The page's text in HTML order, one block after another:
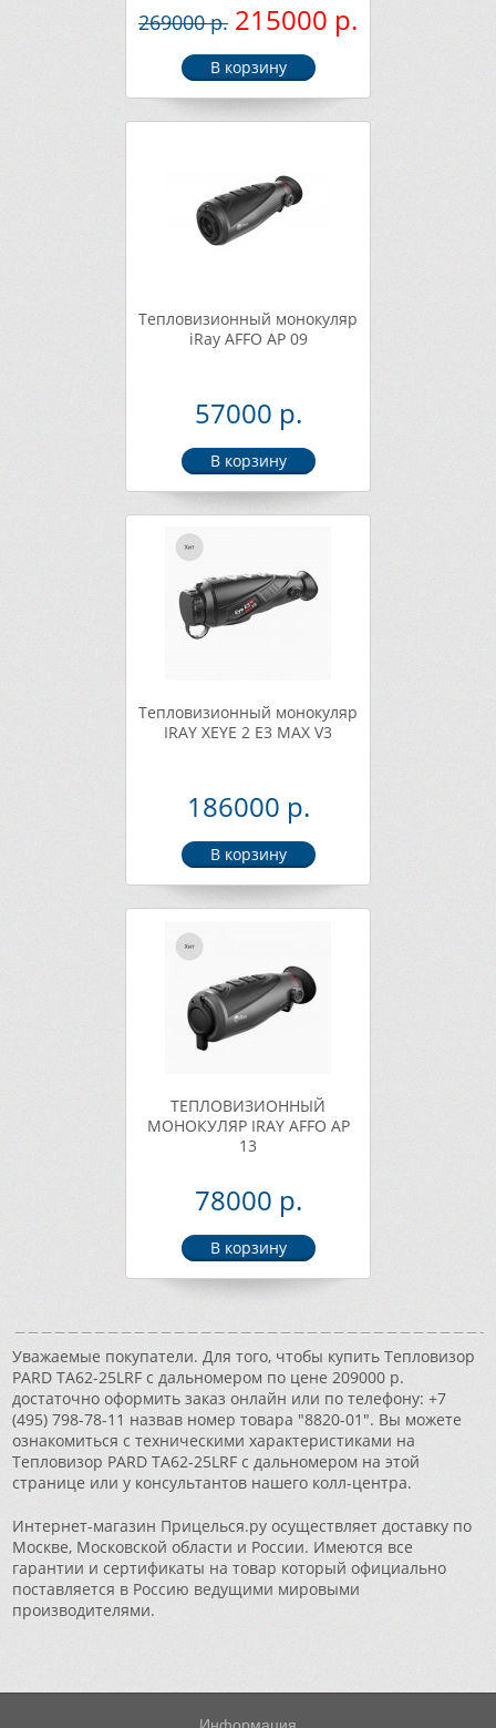
269000 р. 215000 р.
Тепловизионный монокуляр
iRay AFFO AP 09
57000 р.
Тепловизионный монокуляр
IRAY XEYE 2 E3 MAX V3
186000 р.
ТЕПЛОВИЗИОННЫЙ
МОНОКУЛЯР IRAY AFFO AP
13
78000 р.
Уважаемые покупатели. Для того, чтобы купить Тепловизор
PARD TA62-25LRF с дальномером по цене 209000 р.
достаточно оформить заказ онлайн или по телефону: +7
(495) 798-78-11 назвав номер товара "8820-01". Вы можете
ознакомиться с техническими характеристиками на
Тепловизор PARD TA62-25LRF с дальномером на этой
странице или у консультантов нашего колл-центра.
Интернет-магазин Прицелься.ру осуществляет доставку по
Москве, Московской области и России. Имеются все
гарантии и сертификаты на товар который официально
поставляется в Россию ведущими мировыми
производителями.
Информация